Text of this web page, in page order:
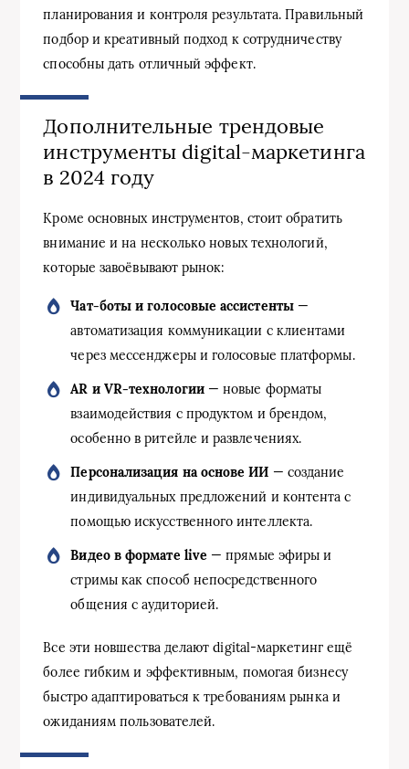
планирования и контроля результата. Правильный
подбор и креативный подход к сотрудничеству
способны дать отличный эффект.
Дополнительные трендовые
инструменты digital-маркетинга
в 2024 году
Кроме основных инструментов, стоит обратить
внимание и на несколько новых технологий,
которые завоёвывают рынок:
Чат-боты и голосовые ассистенты—
автоматизация коммуникации с клиентами
через мессенджеры и голосовые платформы.
AR и VR-технологии— новые форматы
взаимодействия с продуктом и брендом,
особенно в ритейле и развлечениях.
Персонализация на основе ИИ — создание
индивидуальных предложений и контента с
помощью искусственного интеллекта.
Видео в формате live — прямые эфиры и
стримы как способ непосредственного
общения с аудиторией.
Все эти новшества делают digital-маркетинг ещё
более гибким и эффективным, помогая бизнесу
быстро адаптироваться к требованиям рынка и
ожиданиям пользователей.